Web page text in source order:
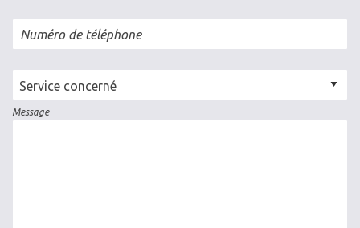
Numéro de téléphone
Cellule
concernée
Message